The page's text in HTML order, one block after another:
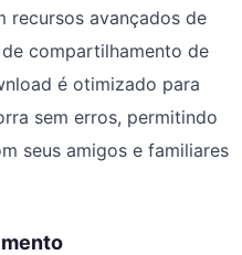
recursos avançados de
compartilhamento de
é otimizado para
sem erros, permitindo
seus amigos e familiares